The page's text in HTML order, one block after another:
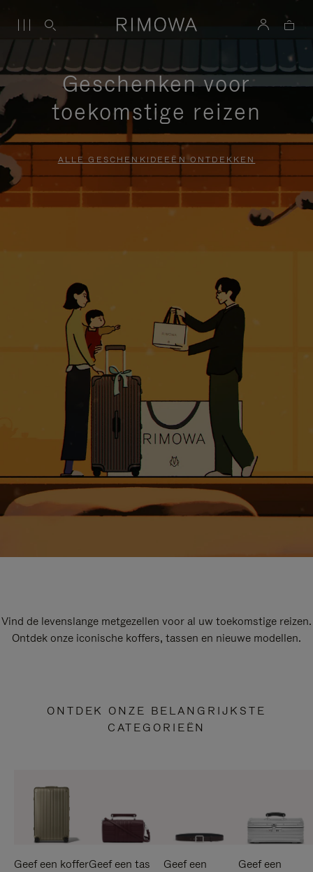
Geschenken voor
toekomstige reizen
ALLE GESCHENKIDEEËN ONTDEKKEN
Vind de levenslange metgezellen voor al uw toekomstige reizen.
Ontdek onze iconische koffers, tassen en nieuwe modellen.
ONTDEK ONZE BELANGRIJKSTE
CATEGORIEËN
Geef een kofferGeef een tas
Geef een
Geef een